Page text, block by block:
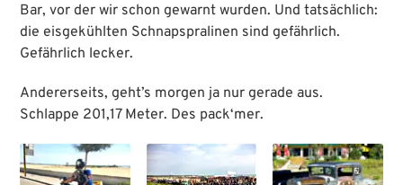
Bar, vor der wir schon gewarnt wurden. Und tatsächlich:
die eisgekühlten Schnapspralinen sind gefährlich.
Gefährlich lecker.
Andererseits, geht’s morgen ja nur gerade aus.
Schlappe 201,17 Meter. Des pack‘mer.